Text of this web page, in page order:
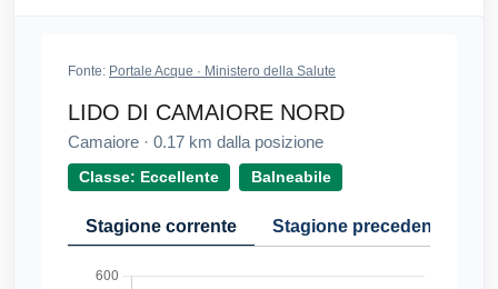
Fonte: Portale Acque · Ministero della Salute
LIDO DI CAMAIORE NORD
Camaiore · 0.17 km dalla posizione
Classe: Eccellente Balneabile
Stagione corrente Stagione precedente